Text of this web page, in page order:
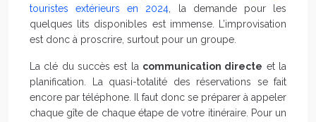
touristes extérieurs en 2024 , la demande pour les
quelques lits disponibles est immense. L’improvisation
est donc à proscrire, surtout pour un groupe.
La clé du succès est la communication directe et la
planification. La quasi-totalité des réservations se fait
encore par téléphone. Il faut donc se préparer à appeler
chaque gîte de chaque étape de votre itinéraire. Pour un